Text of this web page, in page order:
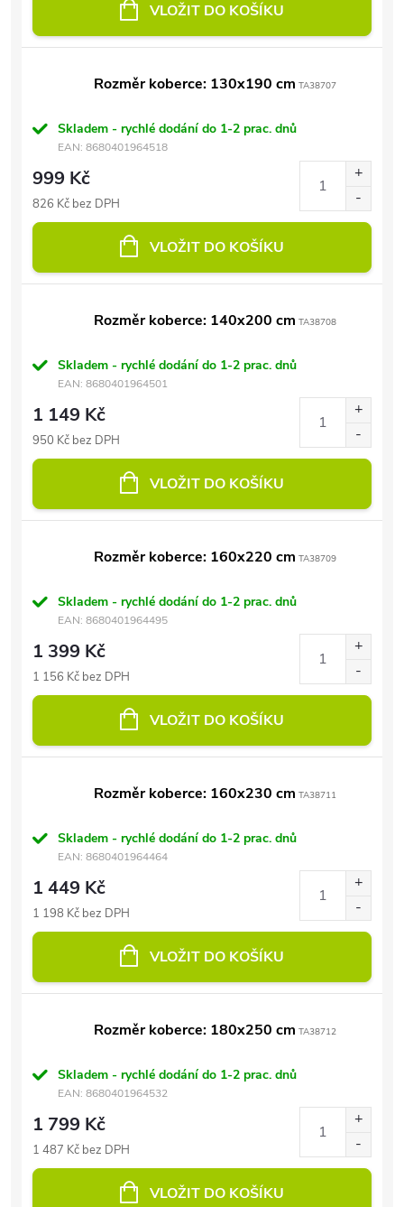
VLOŽIT DO KOŠÍKU
Rozměr koberce: 130x190 cm TA38707
Skladem - rychlé dodání do 1-2 prac. dnů
EAN: 8680401964518
999 Kč
826 Kč bez DPH
VLOŽIT DO KOŠÍKU
Rozměr koberce: 140x200 cm TA38708
Skladem - rychlé dodání do 1-2 prac. dnů
EAN: 8680401964501
1 149 Kč
950 Kč bez DPH
VLOŽIT DO KOŠÍKU
Rozměr koberce: 160x220 cm TA38709
Skladem - rychlé dodání do 1-2 prac. dnů
EAN: 8680401964495
1 399 Kč
1 156 Kč bez DPH
VLOŽIT DO KOŠÍKU
Rozměr koberce: 160x230 cm TA38711
Skladem - rychlé dodání do 1-2 prac. dnů
EAN: 8680401964464
1 449 Kč
1 198 Kč bez DPH
VLOŽIT DO KOŠÍKU
Rozměr koberce: 180x250 cm TA38712
Skladem - rychlé dodání do 1-2 prac. dnů
EAN: 8680401964532
1 799 Kč
1 487 Kč bez DPH
VLOŽIT DO KOŠÍKU